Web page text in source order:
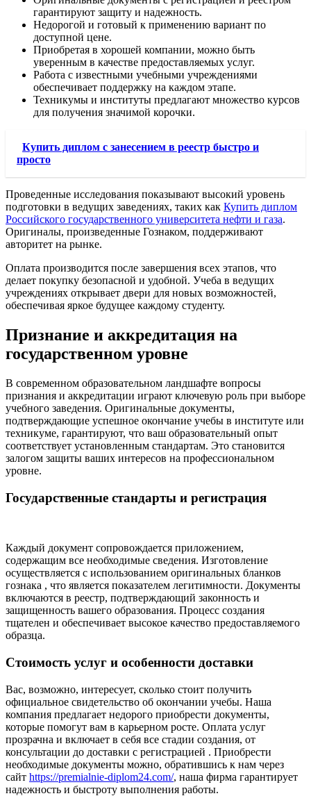
гарантируют защиту и надежность.
Недорогой и готовый к применению вариант по
доступной цене.
Приобретая в хорошей компании, можно быть
уверенным в качестве предоставляемых услуг.
Работа с известными учебными учреждениями
обеспечивает поддержку на каждом этапе.
Техникумы и институты предлагают множество курсов
для получения значимой корочки.
Купить диплом с занесением в реестр быстро и
просто
Проведенные исследования показывают высокий уровень
подготовки в ведущих заведениях, таких как Купить диплом
Российского государственного университета нефти и газа.
Оригиналы, произведенные Гознаком, поддерживают
авторитет на рынке.
Оплата производится после завершения всех этапов, что
делает покупку безопасной и удобной. Учеба в ведущих
учреждениях открывает двери для новых возможностей,
обеспечивая яркое будущее каждому студенту.
Признание и аккредитация на
государственном уровне
В современном образовательном ландшафте вопросы
признания и аккредитации играют ключевую роль при выборе
учебного заведения. Оригинальные документы,
подтверждающие успешное окончание учебы в институте или
техникуме, гарантируют, что ваш образовательный опыт
соответствует установленным стандартам. Это становится
залогом защиты ваших интересов на профессиональном
уровне.
Государственные стандарты и регистрация
Каждый документ сопровождается приложением,
содержащим все необходимые сведения. Изготовление
осуществляется с использованием оригинальных бланков
гознака , что является показателем легитимности. Документы
включаются в реестр, подтверждающий законность и
защищенность вашего образования. Процесс создания
тщателен и обеспечивает высокое качество предоставляемого
образца.
Стоимость услуг и особенности доставки
Вас, возможно, интересует, сколько стоит получить
официальное свидетельство об окончании учебы. Наша
компания предлагает недорого приобрести документы,
которые помогут вам в карьерном росте. Оплата услуг
прозрачна и включает в себя все стадии создания, от
консультации до доставки с регистрацией . Приобрести
необходимые документы можно, обратившись к нам через
сайт https://premialnie-diplom24.com/, наша фирма гарантирует
надежность и быстроту выполнения работы.